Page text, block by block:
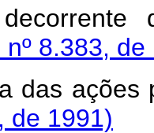
8.383, de
das
de 1991)